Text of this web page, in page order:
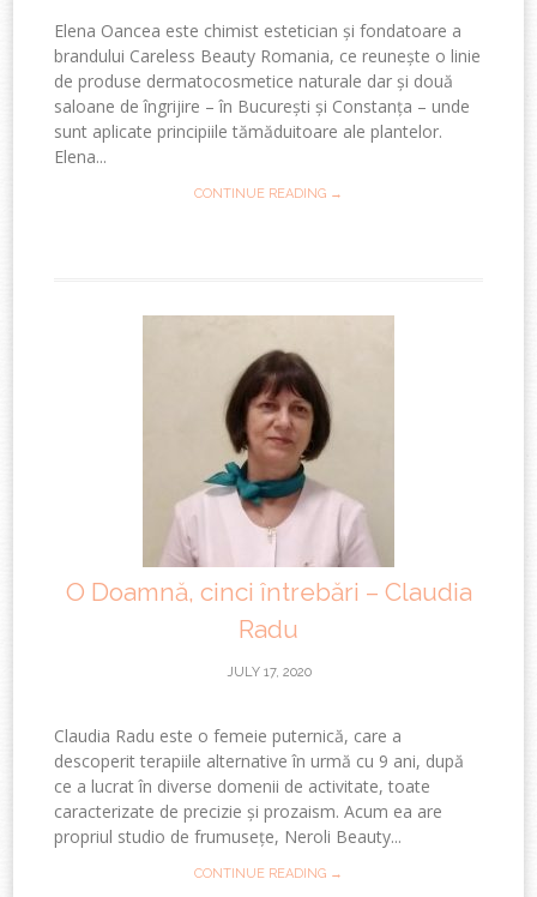
Elena Oancea este chimist estetician și fondatoare a
brandului Careless Beauty Romania, ce reunește o linie
de produse dermatocosmetice naturale dar și două
saloane de îngrijire – în București și Constanța – unde
sunt aplicate principiile tămăduitoare ale plantelor.
Elena...
CONTINUE READING →
O Doamnă, cinci întrebări – Claudia
Radu
JULY 17, 2020
Claudia Radu este o femeie puternică, care a
descoperit terapiile alternative în urmă cu 9 ani, după
ce a lucrat în diverse domenii de activitate, toate
caracterizate de precizie și prozaism. Acum ea are
propriul studio de frumusețe, Neroli Beauty...
CONTINUE READING →